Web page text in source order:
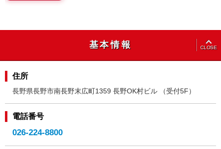
基本情報 CLOSE
住所
長野県長野市南長野末広町1359 長野OK村ビル （受付5F）
電話番号
026-224-8800